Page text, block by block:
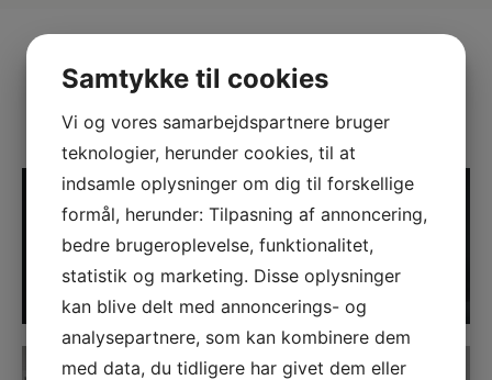
Vi har alle de kendte kvalitetsbrands
LINK
LINK
Samtykke til cookies
Vi og vores samarbejdspartnere bruger
teknologier, herunder cookies, til at
indsamle oplysninger om dig til forskellige
formål, herunder: Tilpasning af annoncering,
bedre brugeroplevelse, funktionalitet,
statistik og marketing. Disse oplysninger
kan blive delt med annoncerings- og
analysepartnere, som kan kombinere dem
med data, du tidligere har givet dem eller